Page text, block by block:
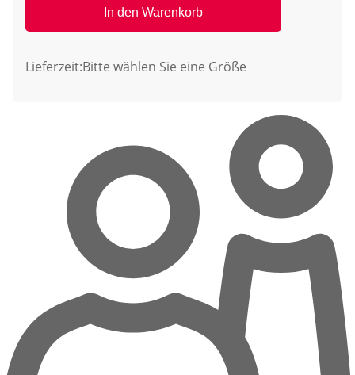
In den Warenkorb
Lieferzeit:Bitte wählen Sie eine Größe